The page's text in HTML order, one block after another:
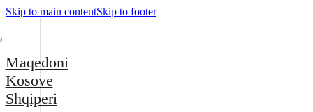
Skip to main contentSkip to footer
Maqedoni
Kosove
Shqiperi